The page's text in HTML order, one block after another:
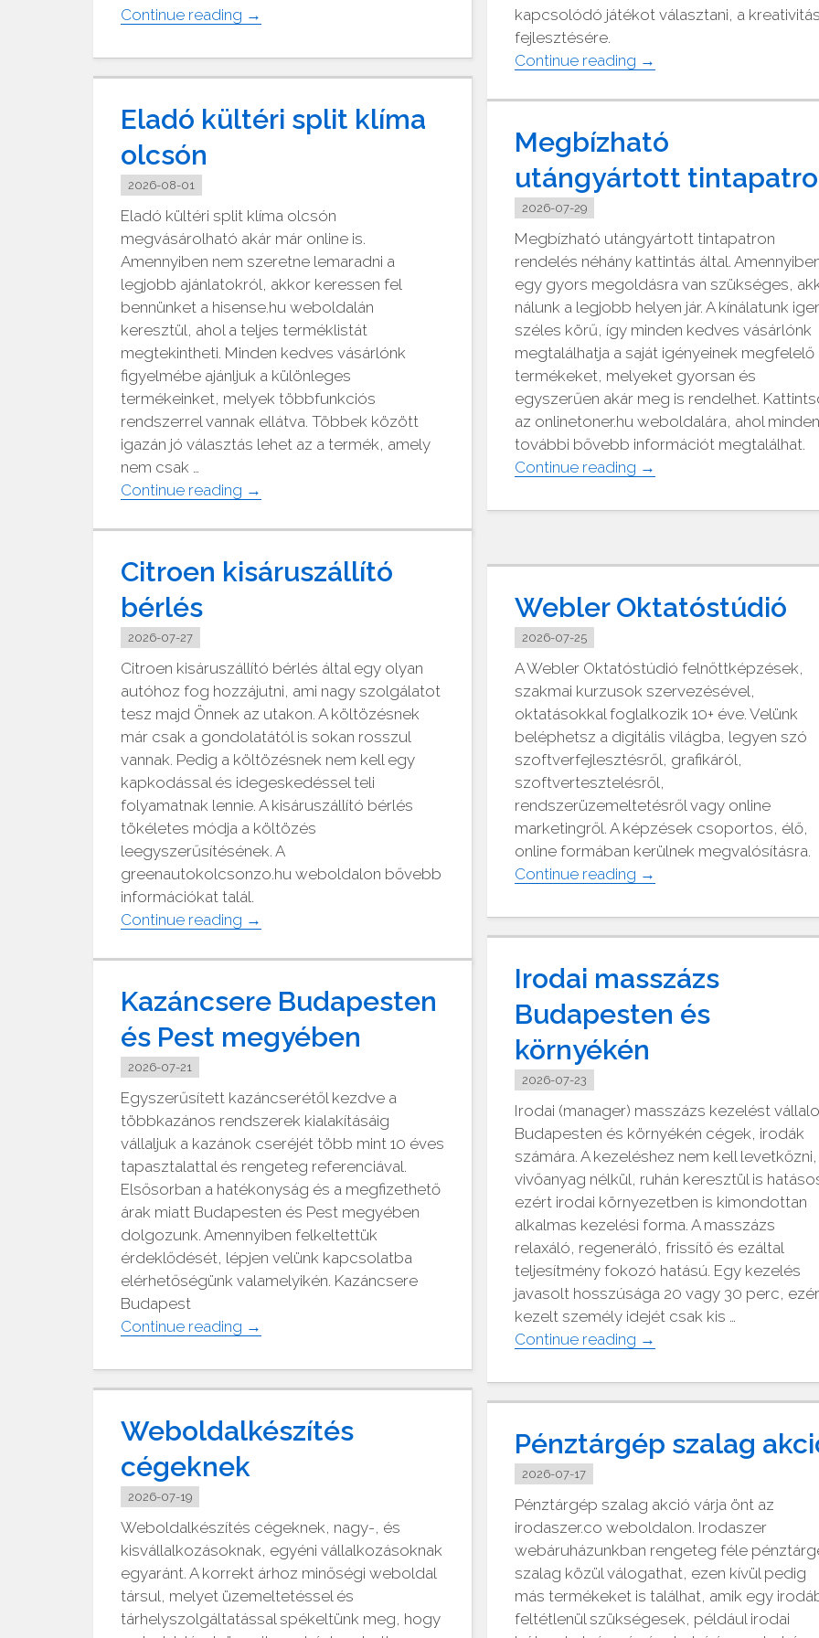
Continue reading "Kedvelt
írószer
webáruház"
→
kapcsolódó játékot választani, a
fejlesztésére.
Continue reading "Készségfejlesztő
gyerekeknek"
→
Eladó kültéri split klíma
olcsón
2026-08-01
Eladó kültéri split klíma olcsón
megvásárolható akár már online is.
Amennyiben nem szeretne lemaradni a
legjobb ajánlatokról, akkor keressen fel
bennünket a hisense.hu weboldalán
keresztül, ahol a teljes terméklistát
megtekintheti. Minden kedves vásárlónk
figyelmébe ajánljuk a különleges
termékeinket, melyek többfunkciós
rendszerrel vannak ellátva. Többek között
igazán jó választás lehet az a termék, amely
nem csak …
Continue reading "Eladó
split
klíma
olcsón"
→
Megbízható
utángyártott
2026-07-29
Megbízható utángyártott tintapatron
rendelés néhány kattintás által.
egy gyors megoldásra van szükséges,
nálunk a legjobb helyen jár. A kínálatunk
széles körű, így minden kedves vásárlónk
megtalálhatja a saját igényeinek megfelelő
termékeket, melyeket gyorsan és
egyszerűen akár meg is rendelhet.
az onlinetoner.hu weboldalára, ahol
további bővebb információt megtalálhat.
Continue reading "Megbízható
tintapatron"
→
Citroen kisáruszállító
bérlés
2026-07-27
Citroen kisáruszállító bérlés által egy olyan
autóhoz fog hozzájutni, ami nagy szolgálatot
tesz majd Önnek az utakon. A költözésnek
már csak a gondolatától is sokan rosszul
vannak. Pedig a költözésnek nem kell egy
kapkodással és idegeskedéssel teli
folyamatnak lennie. A kisáruszállító bérlés
tökéletes módja a költözés
leegyszerűsítésének. A
greenautokolcsonzo.hu weboldalon bővebb
információkat talál.
Continue reading "Citroen
bérlés"
→
Webler Oktatóstúdió
2026-07-25
A Webler Oktatóstúdió felnőttképzések,
szakmai kurzusok szervezésével,
oktatásokkal foglalkozik 10+ éve. Velünk
beléphetsz a digitális világba, legyen szó
szoftverfejlesztésről, grafikáról,
szoftvertesztelésről,
rendszerüzemeltetésről vagy online
marketingről. A képzések csoportos, élő,
online formában kerülnek megvalósításra.
Continue reading "Webler
→
Irodai masszázs
Budapesten és
környékén
2026-07-23
Irodai (manager) masszázs kezelést
Budapesten és környékén cégek, irodák
számára. A kezeléshez nem kell levetkőzni,
vivőanyag nélkül, ruhán keresztül is
ezért irodai környezetben is kimondottan
alkalmas kezelési forma. A masszázs
relaxáló, regeneráló, frissítő és ezáltal
teljesítmény fokozó hatású. Egy kezelés
javasolt hosszúsága 20 vagy 30 perc,
kezelt személy idejét csak kis …
Continue reading "Irodai
Budapesten
és
környékén"
→
Kazáncsere Budapesten
és Pest megyében
2026-07-21
Egyszerűsített kazáncserétől kezdve a
többkazános rendszerek kialakításáig
vállaljuk a kazánok cseréjét több mint 10 éves
tapasztalattal és rengeteg referenciával.
Elsősorban a hatékonyság és a megfizethető
árak miatt Budapesten és Pest megyében
dolgozunk. Amennyiben felkeltettük
érdeklődését, lépjen velünk kapcsolatba
elérhetőségünk valamelyikén. Kazáncsere
Budapest
Continue reading "Kazáncsere
és
Pest
megyében"
→
Weboldalkészítés
cégeknek
2026-07-19
Weboldalkészítés cégeknek, nagy-, és
kisvállalkozásoknak, egyéni vállalkozásoknak
egyaránt. A korrekt árhoz minőségi weboldal
társul, melyet üzemeltetéssel és
tárhelyszolgáltatással spékeltünk meg, hogy
Pénztárgép szalag
2026-07-17
Pénztárgép szalag akció várja önt az
irodaszer.co weboldalon. Irodaszer
webáruházunkban rengeteg féle
szalag közül válogathat, ezen kívül pedig
más termékeket is találhat, amik egy
feltétlenül szükségesek, például irodai